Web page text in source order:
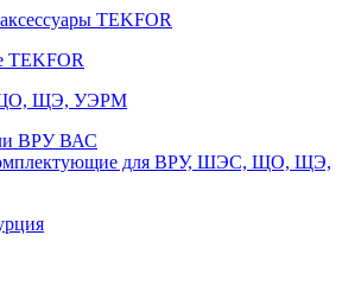
TEKFOR
TEKFOR
ЩО, ЩЭ, УЭРМ
ВРУ ВАС
для ВРУ, ШЭС, ЩО, ЩЭ,